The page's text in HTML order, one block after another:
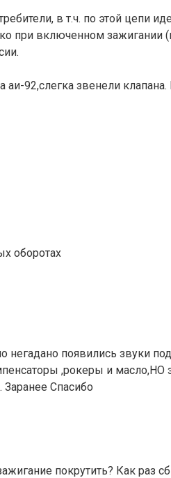
в т.ч. по этой цепи
при включенном
92,слегка звенели
оборотах
негадано появились
,рокеры и масло,НО
Заранее Спасибо
покрутить? Как раз